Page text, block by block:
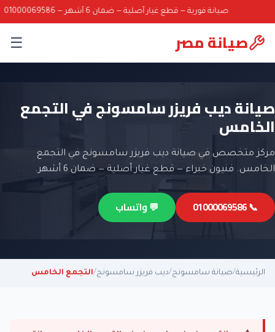
صيانة فورية — قطع غيار أصلية — ضمان 6 أشهر — 01000069586
صيانة مصر ☰
صيانة ديب فريزر سامسونج في التجمع
الخامس
مركز متخصص في صيانة ديب فريزر سامسونج في التجمع
الخامس. فنيون خبراء — قطع غيار أصلية — ضمان 6 أشهر.
📞 01000069586 💬 واتساب
الرئيسية/صيانة سامسونج/ديب فريزر سامسونج/التجمع الخامس